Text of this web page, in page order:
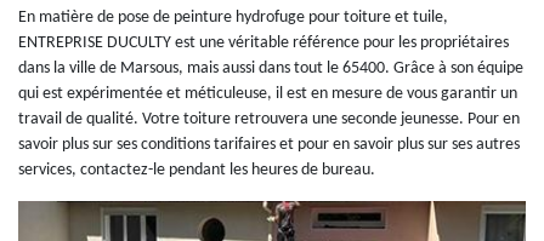
En matière de pose de peinture hydrofuge pour toiture et tuile,
ENTREPRISE DUCULTY est une véritable référence pour les propriétaires
dans la ville de Marsous, mais aussi dans tout le 65400. Grâce à son équipe
qui est expérimentée et méticuleuse, il est en mesure de vous garantir un
travail de qualité. Votre toiture retrouvera une seconde jeunesse. Pour en
savoir plus sur ses conditions tarifaires et pour en savoir plus sur ses autres
services, contactez-le pendant les heures de bureau.